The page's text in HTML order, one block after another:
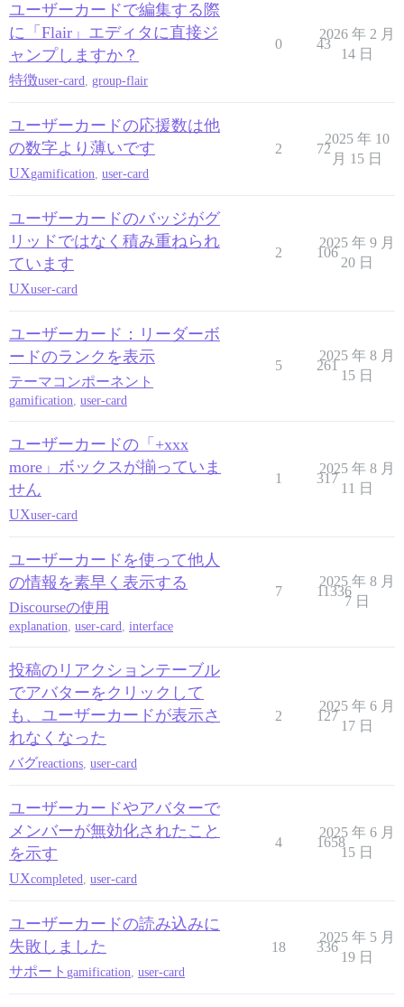
ユーザーカードで編集する際
に「Flair」エディタに直接ジ
ャンプしますか？
特徴user-card group-flair
0 43
2026 年 2 月
14 日
ユーザーカードの応援数は他
の数字より薄いです
UXgamification user-card
2 72
2025 年 10
月 15 日
ユーザーカードのバッジがグ
リッドではなく積み重ねられ
ています
UXuser-card
2 106
2025 年 9 月
20 日
ユーザーカード：リーダーボ
ードのランクを表示
テーマコンポーネント
gamification, user-card
5 261
2025 年 8 月
15 日
ユーザーカードの「+xxx
more」ボックスが揃っていま
せん
UXuser-card
1 317
2025 年 8 月
11 日
ユーザーカードを使って他人
の情報を素早く表示する
Discourseの使用
explanation, user-card, interface
7 11336
2025 年 8 月
7 日
投稿のリアクションテーブル
でアバターをクリックして
も、ユーザーカードが表示さ
れなくなった
バグreactions user-card
2 127
2025 年 6 月
17 日
ユーザーカードやアバターで
メンバーが無効化されたこと
を示す
UXcompleted user-card
4 1658
2025 年 6 月
15 日
ユーザーカードの読み込みに
失敗しました
サポート gamification user-card
18 336
2025 年 5 月
19 日